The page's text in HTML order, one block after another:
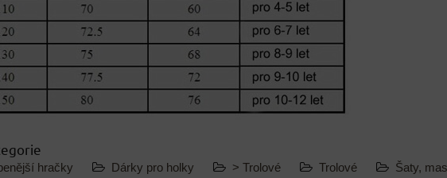
hračky Dárky pro holky > Trolové Trolové Šaty,